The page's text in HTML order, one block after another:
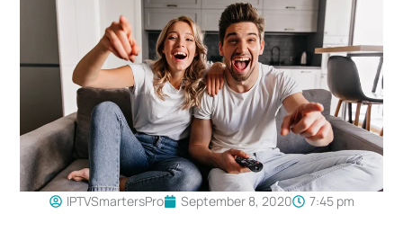
IPTVSmartersPro September 8, 2020 7:45 pm